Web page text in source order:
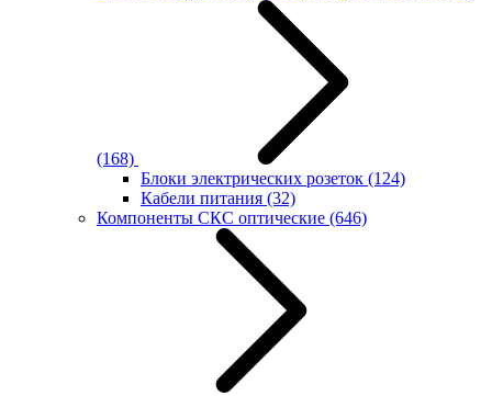
(168)
Блоки электрических розеток (124)
Кабели питания (32)
Компоненты СКС оптические (646)